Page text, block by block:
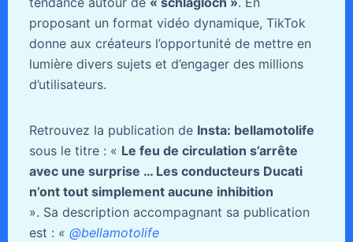
proposant un format vidéo dynamique, TikTok
donne aux créateurs l’opportunité de mettre en
lumière divers sujets et d’engager des millions
d’utilisateurs.
Retrouvez la publication de Insta: bellamotolife
sous le titre : « Le feu de circulation s’arrête
avec une surprise … Les conducteurs Ducati
n’ont tout simplement aucune inhibition
». Sa description accompagnant sa publication
est : « @bellamotolife